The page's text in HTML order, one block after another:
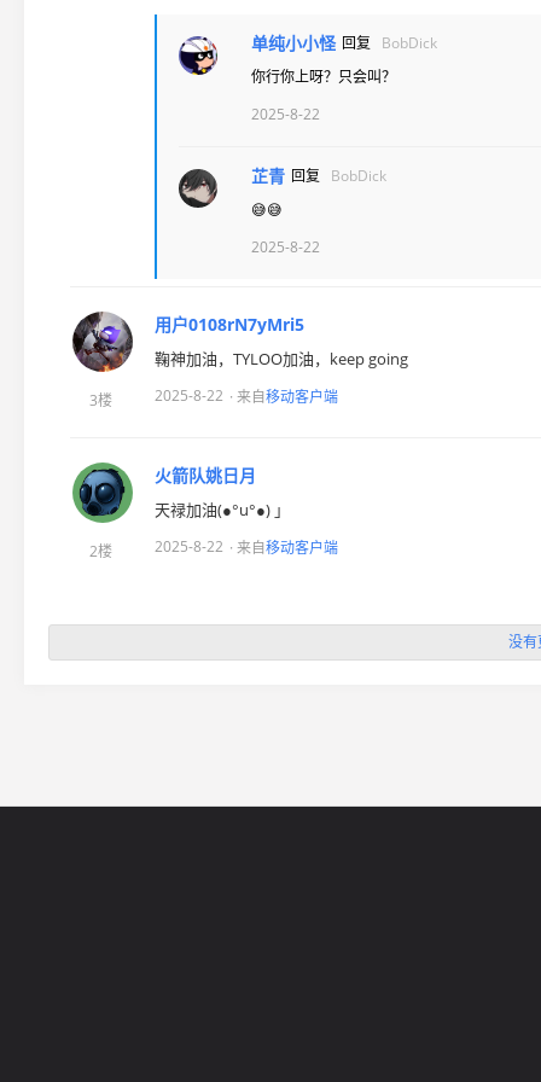
单纯小小怪 回复
BobDick
你行你上呀？只会叫？
2025-8-22
芷青 回复
BobDick
😅😅
2025-8-22
3楼
用户0108rN7yMri5
鞠神加油，TYLOO加油，keep going
2025-8-22 · 来自移动客户端
2楼
火箭队姚日月
天禄加油(●°u°●)​ 」
2025-8-22 · 来自移动客户端
没有